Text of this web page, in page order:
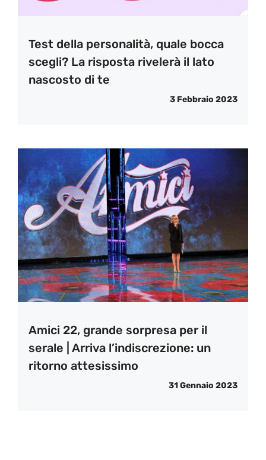
Test della personalità, quale bocca
scegli? La risposta rivelerà il lato
nascosto di te
3 Febbraio 2023
Amici 22, grande sorpresa per il
serale | Arriva l’indiscrezione: un
ritorno attesissimo
31 Gennaio 2023